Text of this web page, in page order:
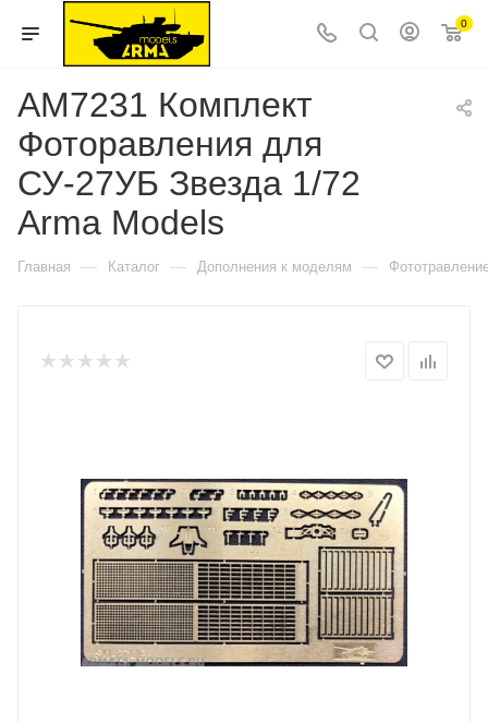
0
AM7231 Комплект
Фоторавления для
СУ-27УБ Звезда 1/72
Arma Models
Главная — Каталог — Дополнения к моделям —